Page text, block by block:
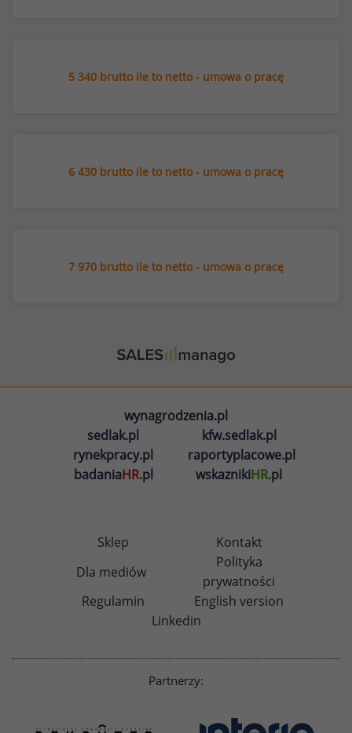
5 340 brutto ile to netto - umowa o pracę
6 430 brutto ile to netto - umowa o pracę
7 970 brutto ile to netto - umowa o pracę
wynagrodzenia.pl
sedlak.pl
kfw.sedlak.pl
rynekpracy.pl
raportyplacowe.pl
badaniaHR.pl wskaznikiHR.pl
Sklep
Kontakt
Dla mediów
Polityka
prywatności
Regulamin
English version
Linkedin
Partnerzy: